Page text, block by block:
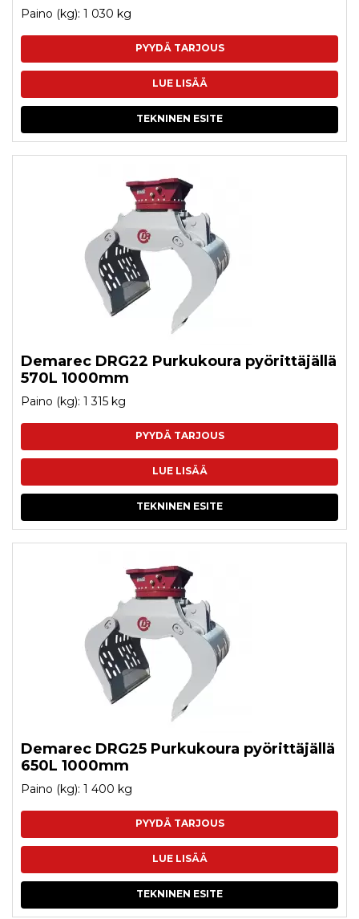
Paino (kg): 1 030 kg
PYYDÄ TARJOUS
LUE LISÄÄ
TEKNINEN ESITE
Demarec DRG22 Purkukoura pyörittäjällä
570L 1000mm
Paino (kg): 1 315 kg
PYYDÄ TARJOUS
LUE LISÄÄ
TEKNINEN ESITE
Demarec DRG25 Purkukoura pyörittäjällä
650L 1000mm
Paino (kg): 1 400 kg
PYYDÄ TARJOUS
LUE LISÄÄ
TEKNINEN ESITE